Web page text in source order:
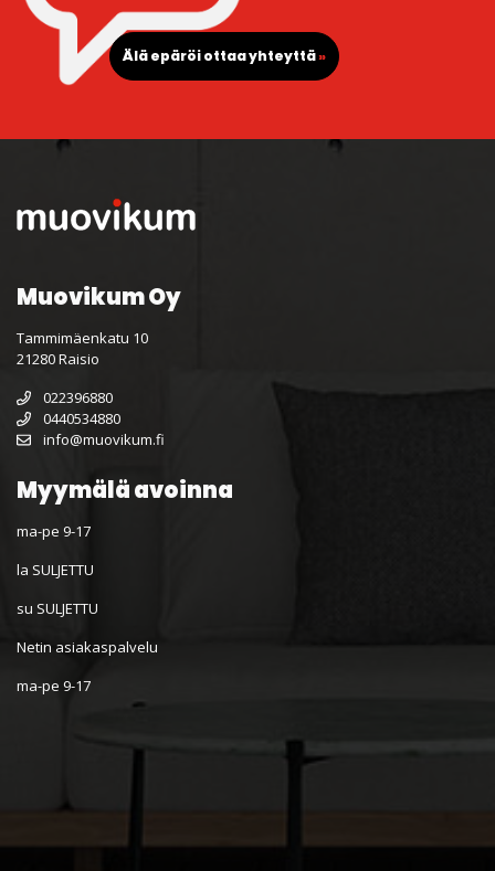
Älä epäröi ottaa yhteyttä»
Muovikum Oy
Tammimäenkatu 10
21280 Raisio
022396880
0440534880
info@muovikum.fi
Myymälä avoinna
ma-pe 9-17
la SULJETTU
su SULJETTU
Netin asiakaspalvelu
ma-pe 9-17